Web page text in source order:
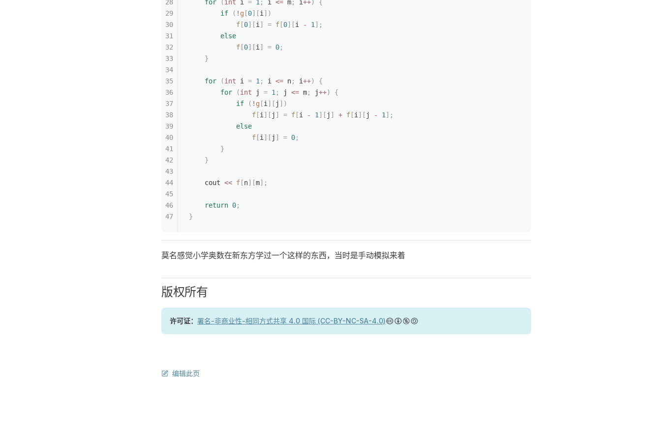
    for
(int i = 1 ; i <= m; i++)
{
        if
( ! g [0][i ])
            f
[0][i ] = f [0][i - 1 ];
        else
            f
[0][i ] = 0;
    }
    for
(int i = 1 ; i <= n; i++)
{
        for
(int j = 1 ; j <= m; j++)
{
            if
( ! g [i ][ j ])
                f
[i ][ j ] = f [i - 1 ][ j ] + f [i ][ j - 1 ];
            else
                f
[i ][ j ] = 0;
        }
    }
    cout
<< f [n][m];
    return
0;
}
莫名感觉小学奥数在新东方学过一个这样的东西，当时是手动模拟来着
版权所有
许可证： 署名-非商业性-相同方式共享 4.0 国际 (CC-BY-NC-SA-4.0)
编辑此页